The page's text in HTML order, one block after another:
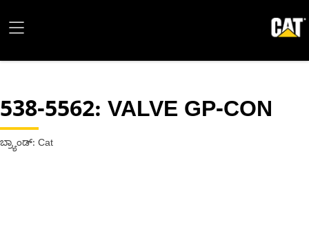
538-5562: VALVE GP-CON
ಬ್ರ್ಯಾಂಡ್: Cat